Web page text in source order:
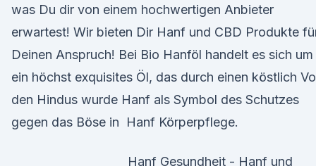
was Du dir von einem hochwertigen Anbieter
erwartest! Wir bieten Dir Hanf und CBD Produkte
Deinen Anspruch! Bei Bio Hanföl handelt es sich um
ein höchst exquisites Öl, das durch einen köstlich
den Hindus wurde Hanf als Symbol des Schutzes
gegen das Böse in Hanf Körperpflege.
Hanf Gesundheit - Hanf und